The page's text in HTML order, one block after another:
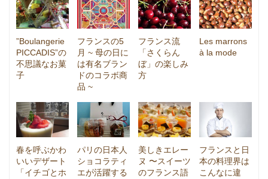
”Boulangerie
PICCADIS”の
不思議なお菓
子
フランスの5
月 ~ 母の日に
は有名ブラン
ドのコラボ商
品 ~
フランス流
「さくらん
ぼ」の楽しみ
方
Les marrons
à la mode
春を呼ぶかわ
いいデザート
「イチゴとホ
パリの日本人
ショコラティ
エが活躍する
美しきエレー
ヌ 〜スイーツ
のフランス語
フランスと日
本の料理界は
こんなに違